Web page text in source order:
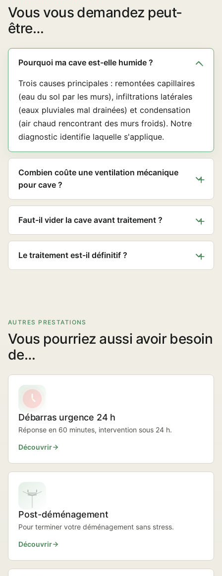
Vous vous demandez peut-
être…
Pourquoi ma cave est-elle humide ?
Trois causes principales : remontées capillaires
(eau du sol par les murs), infiltrations latérales
(eaux pluviales mal drainées) et condensation
(air chaud rencontrant des murs froids). Notre
diagnostic identifie laquelle s'applique.
Combien coûte une ventilation mécanique
pour cave ?
Faut-il vider la cave avant traitement ?
Le traitement est-il définitif ?
AUTRES PRESTATIONS
Vous pourriez aussi avoir besoin
de…
Débarras urgence 24 h
Réponse en 60 minutes, intervention sous 24 h.
Découvrir
Post-déménagement
Pour terminer votre déménagement sans stress.
Découvrir